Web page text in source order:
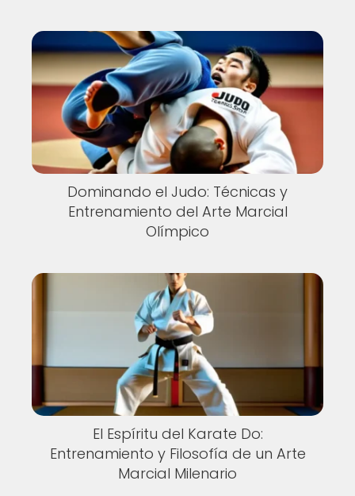
Dominando el Judo: Técnicas y
Entrenamiento del Arte Marcial
Olímpico
El Espíritu del Karate Do:
Entrenamiento y Filosofía de un Arte
Marcial Milenario